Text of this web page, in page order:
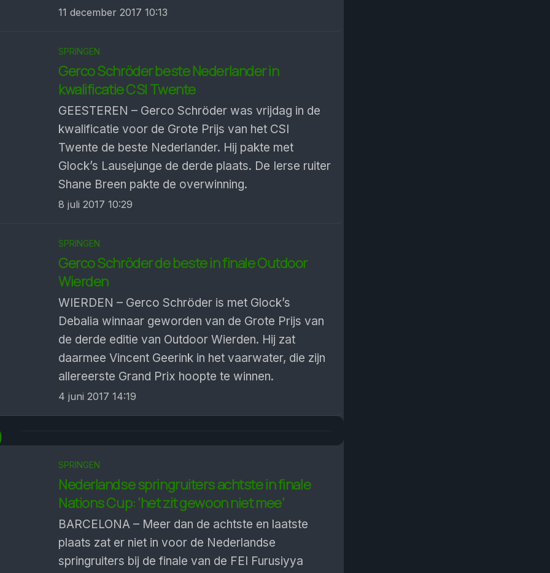
11 december 2017 10:13
SPRINGEN
Gerco Schröder beste Nederlander in
kwalificatie CSI Twente
GEESTEREN – Gerco Schröder was vrijdag in de
kwalificatie voor de Grote Prijs van het CSI
Twente de beste Nederlander. Hij pakte met
Glock’s Lausejunge de derde plaats. De Ierse ruiter
Shane Breen pakte de overwinning.
8 juli 2017 10:29
SPRINGEN
Gerco Schröder de beste in finale Outdoor
Wierden
WIERDEN – Gerco Schröder is met Glock’s
Debalia winnaar geworden van de Grote Prijs van
de derde editie van Outdoor Wierden. Hij zat
daarmee Vincent Geerink in het vaarwater, die zijn
allereerste Grand Prix hoopte te winnen.
4 juni 2017 14:19
SPRINGEN
Nederlandse springruiters achtste in finale
Nations Cup: ‘het zit gewoon niet mee’
BARCELONA – Meer dan de achtste en laatste
plaats zat er niet in voor de Nederlandse
springruiters bij de finale van de FEI Furusiyya